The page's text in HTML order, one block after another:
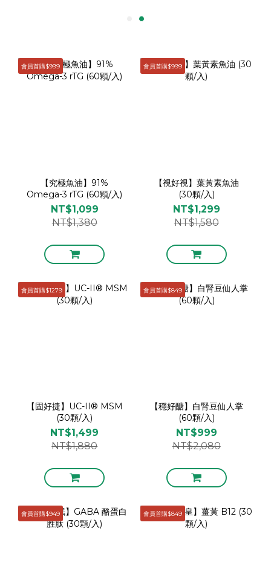
會員首購$999
【究極魚油】91%
Omega-3 rTG (60顆/入)
NT$1,099
NT$1,380
會員首購$999
【視好視】葉黃素魚油
(30顆/入)
NT$1,299
NT$1,580
會員首購$1279
【固好捷】UC-II® MSM
(30顆/入)
NT$1,499
NT$1,880
會員首購$849
【穩好醣】白腎豆仙人掌
(60顆/入)
NT$999
NT$2,080
會員首購$949 會員首購$849